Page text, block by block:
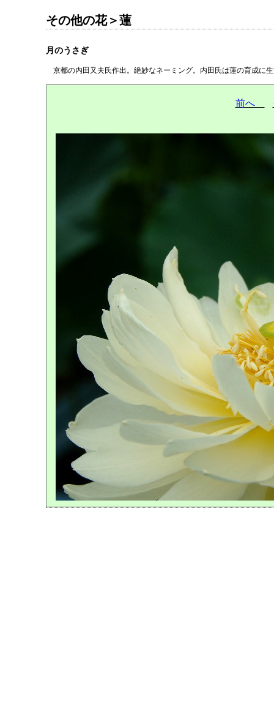
その他の花＞蓮
月のうさぎ
京都の内田又夫氏作出。絶妙なネーミング。内田氏は蓮の育成
前へ